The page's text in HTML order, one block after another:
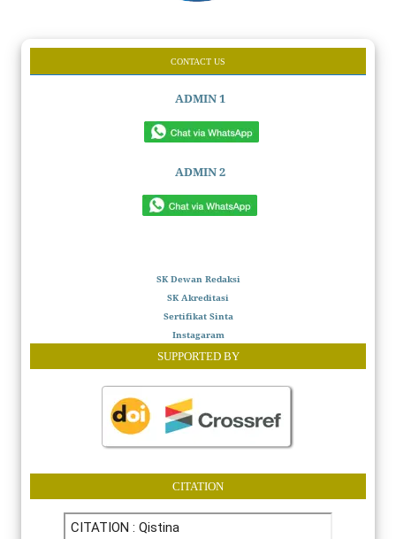
CONTACT US
ADMIN 1
ADMIN 2
SK Dewan Redaksi
SK Akreditasi
Sertifikat Sinta
Instagaram
SUPPORTED BY
CITATION